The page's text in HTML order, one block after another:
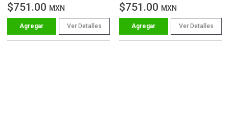
$751.00 MXN
Ver Detalles
$751.00 MXN
Ver Detalles